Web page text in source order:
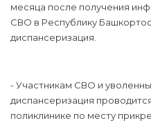
месяца после получения
СВО в Республику
диспансеризация.
- Участникам СВО и
диспансеризация
поликлинике по месту